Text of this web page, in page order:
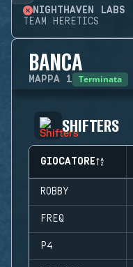
NIGHTHAVEN LABS
TEAM HERETICS
BANCA
MAPPA 1 Terminata
SHIFTERS
GIOCATORE
ROBBY
FREQ
P4